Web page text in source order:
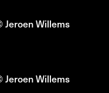
Jeroen Willems
Jeroen Willems